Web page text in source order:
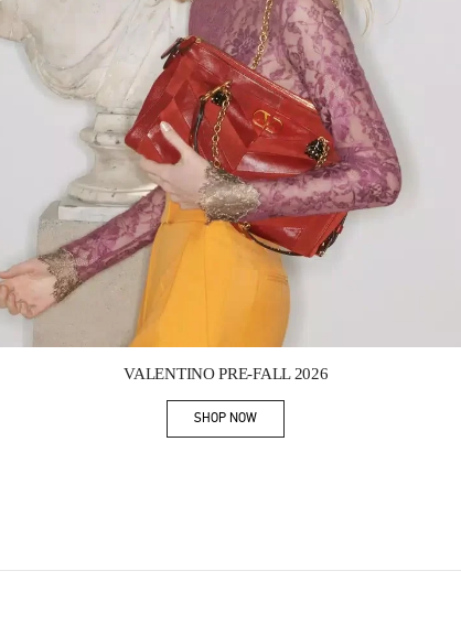
VALENTINO PRE-FALL 2026
SHOP NOWLink Opens in New Tab